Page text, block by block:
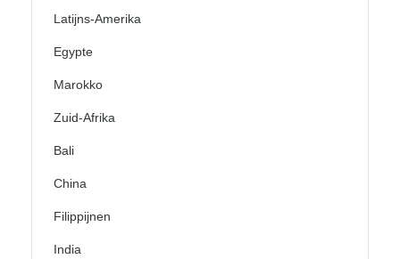
Latijns-Amerika
Egypte
Marokko
Zuid-Afrika
Bali
China
Filippijnen
India